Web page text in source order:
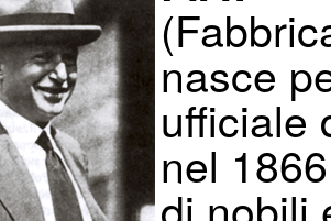
nasce
ufficiale
nel